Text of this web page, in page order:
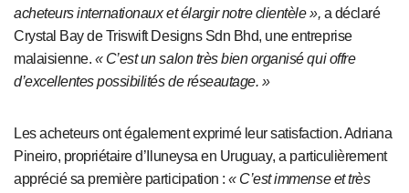
acheteurs internationaux et élargir notre clientèle », a déclaré
Crystal Bay de Triswift Designs Sdn Bhd, une entreprise
malaisienne. « C’est un salon très bien organisé qui offre
d’excellentes possibilités de réseautage. »
Les acheteurs ont également exprimé leur satisfaction. Adriana
Pineiro, propriétaire d’Iluneysa en Uruguay, a particulièrement
apprécié sa première participation :« C’est immense et très